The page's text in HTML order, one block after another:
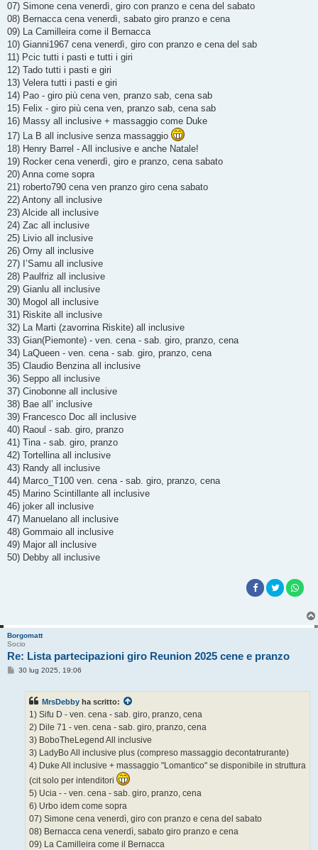
07) Simone cena venerdì, giro con pranzo e cena del sabato
08) Bernacca cena venerdì, sabato giro pranzo e cena
09) La Camilleira come il Bernacca
10) Gianni1967 cena venerdì, giro con pranzo e cena del sab
11) Pcic tutti i pasti e tutti i giri
12) Tado tutti i pasti e giri
13) Velera tutti i pasti e giri
14) Pao - giro più cena ven, pranzo sab, cena sab
15) Felix - giro più cena ven, pranzo sab, cena sab
16) Massy all inclusive + massaggio come Duke
17) La B all inclusive senza massaggio
18) Henry Barrel - All inclusive e anche Natale!
19) Rocker cena venerdì, giro e pranzo, cena sabato
20) Anna come sopra
21) roberto790 cena ven pranzo giro cena sabato
22) Antony all inclusive
23) Alcide all inclusive
24) Zac all inclusive
25) Livio all inclusive
26) Orny all inclusive
27) I’Samu all inclusive
28) Paulfriz all inclusive
29) Gianlu all inclusive
30) Mogol all inclusive
31) Riskite all inclusive
32) La Marti (zavorrina Riskite) all inclusive
33) Gian(Piemonte) - ven. cena - sab. giro, pranzo, cena
34) LaQueen - ven. cena - sab. giro, pranzo, cena
35) Claudio Benzina all inclusive
36) Seppo all inclusive
37) Cinobonne all inclusive
38) Bae all’ inclusive
39) Francesco Doc all inclusive
40) Raoul - sab. giro, pranzo
41) Tina - sab. giro, pranzo
42) Tortellina all inclusive
43) Randy all inclusive
44) Marco_T100 ven. cena - sab. giro, pranzo, cena
45) Marino Scintillante all inclusive
46) joker all inclusive
47) Manuelano all inclusive
48) Gommaio all inclusive
49) Major all inclusive
50) Debby all inclusive
Borgomatt
Socio
Re: Lista partecipazioni giro Reunion 2025 cene e pranzo
M30 lug 2025, 19:06
MrsDebby ha scritto:
1) Sifu D - ven. cena - sab. giro, pranzo, cena
2) Dile 71 - ven. cena - sab. giro, pranzo, cena
3) BoboTheLegend All inclusive
3) LadyBo All inclusive plus (compreso massaggio decontatrurante)
4) Duke All inclusive + massaggio "Lomantico" se disponibile in struttura
(cit solo per intenditori
5) Ucia - - ven. cena - sab. giro, pranzo, cena
6) Urbo idem come sopra
07) Simone cena venerdì, giro con pranzo e cena del sabato
08) Bernacca cena venerdì, sabato giro pranzo e cena
09) La Camilleira come il Bernacca